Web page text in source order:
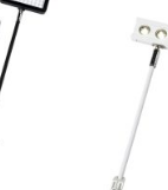
Legg til
ønskeliste